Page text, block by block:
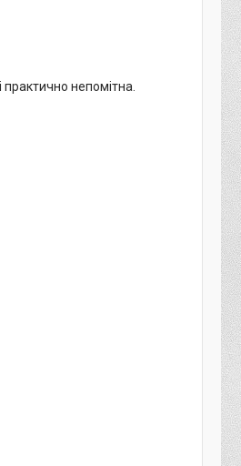
практично непомітна.